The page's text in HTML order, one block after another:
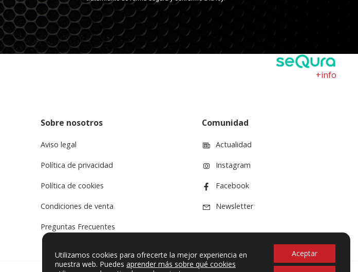
+info
Sobre nosotros
Aviso legal
Política de privacidad
Política de cookies
Condiciones de venta
Preguntas Frecuentes
Comunidad
Actualidad
Instagram
Facebook
Newsletter
Utilizamos cookies para ofrecerte la mejor experiencia en
nuestra web. Puedes aprender más sobre qué cookies
Aceptar